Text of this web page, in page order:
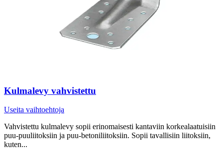
Kulmalevy vahvistettu
Useita vaihtoehtoja
Vahvistettu kulmalevy sopii erinomaisesti kantaviin korkealaatuisiin
puu-puuliitoksiin ja puu-betoniliitoksiin. Sopii tavallisiin liitoksiin,
kuten...